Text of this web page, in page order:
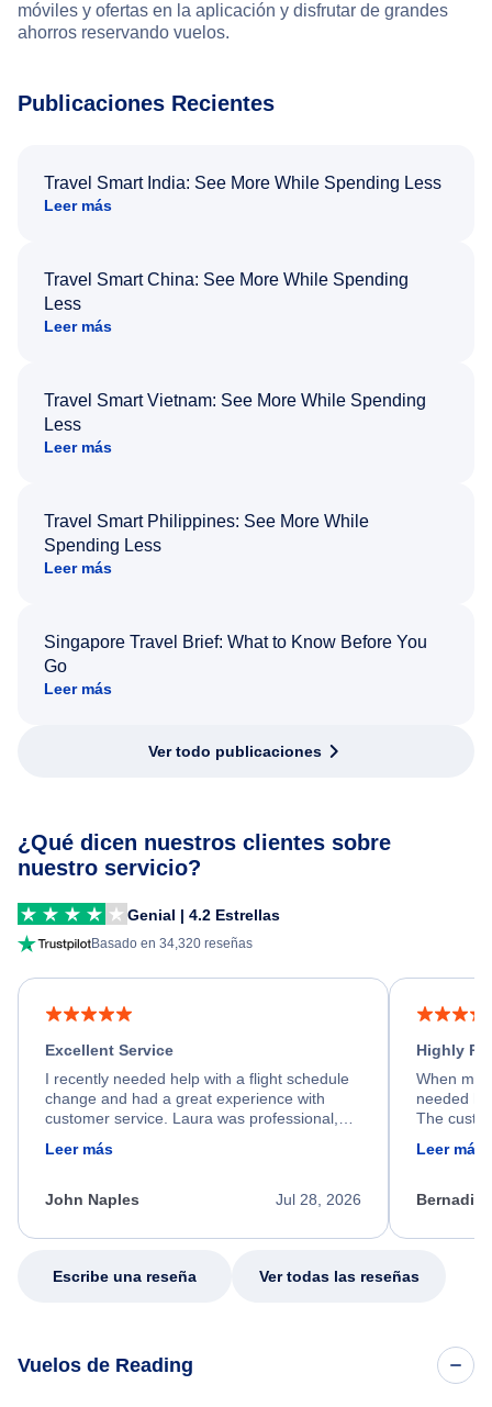
móviles y ofertas en la aplicación y disfrutar de grandes
ahorros reservando vuelos.
Publicaciones Recientes
Travel Smart India: See More While Spending Less
Leer más
Travel Smart China: See More While Spending
Less
Leer más
Travel Smart Vietnam: See More While Spending
Less
Leer más
Travel Smart Philippines: See More While
Spending Less
Leer más
Singapore Travel Brief: What to Know Before You
Go
Leer más
Ver todo publicaciones
¿Qué dicen nuestros clientes sobre
nuestro servicio?
Genial | 4.2 Estrellas
Basado en 34,320 reseñas
Excellent Service
I recently needed help with a flight schedule
change and had a great experience with
customer service. Laura was professional,
friendly, and very helpful throughout the
process. She quickly found a solution and
appreciate her excellent service.
Leer más
Jul 28, 2026
John Naples
Highly
When my
needed
The
calm,
my issue.
Leer más
Escribe una reseña Ver todas las reseñas
Vuelos de Reading